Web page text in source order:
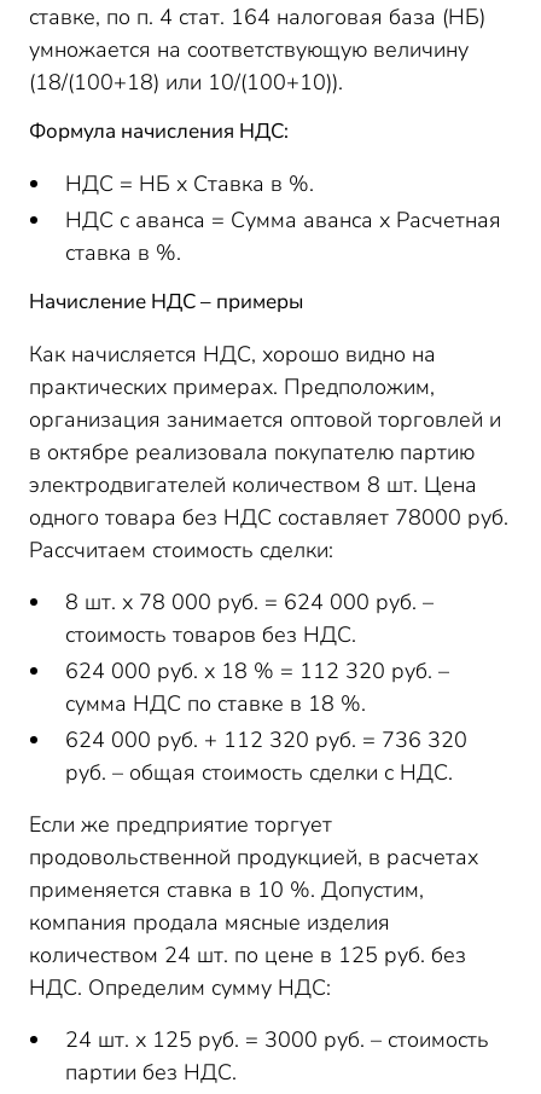
ставке, по п. 4 стат. 164 налоговая база (НБ)
умножается на соответствующую величину
(18/(100+18) или 10/(100+10)).
Формула начисления НДС:
НДС = НБ х Ставка в %.
НДС с аванса = Сумма аванса х Расчетная
ставка в %.
Начисление НДС – примеры
Как начисляется НДС, хорошо видно на
практических примерах. Предположим,
организация занимается оптовой торговлей и
в октябре реализовала покупателю партию
электродвигателей количеством 8 шт. Цена
одного товара без НДС составляет 78000 руб.
Рассчитаем стоимость сделки:
8 шт. х 78 000 руб. = 624 000 руб. –
стоимость товаров без НДС.
624 000 руб. х 18 % = 112 320 руб. –
сумма НДС по ставке в 18 %.
624 000 руб. + 112 320 руб. = 736 320
руб. – общая стоимость сделки с НДС.
Если же предприятие торгует
продовольственной продукцией, в расчетах
применяется ставка в 10 %. Допустим,
компания продала мясные изделия
количеством 24 шт. по цене в 125 руб. без
НДС. Определим сумму НДС:
24 шт. х 125 руб. = 3000 руб. – стоимость
партии без НДС.